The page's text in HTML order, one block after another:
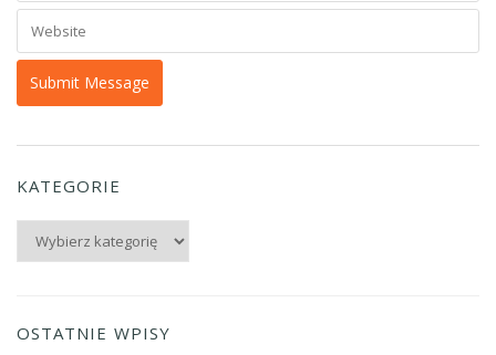
KATEGORIE
OSTATNIE WPISY